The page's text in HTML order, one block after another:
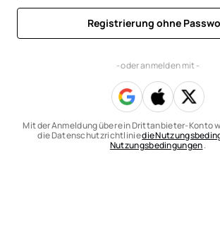
Registrierung ohne
- oder anmelden mit -
Mit der Anmeldung über ein Drittanbieter-Konto
die Datenschutzrichtliniedie
Nutzungsbedingungen.